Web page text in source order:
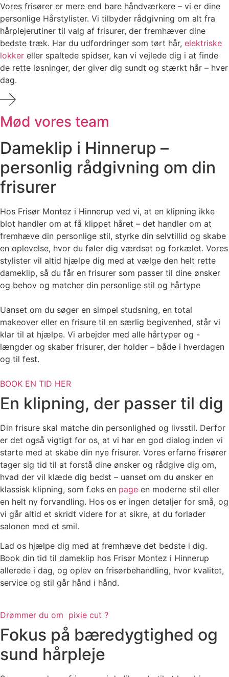
Vores frisører er mere end bare håndværkere – vi er dine
personlige Hårstylister. Vi tilbyder rådgivning om alt fra
hårplejerutiner til valg af frisurer, der fremhæver dine
bedste træk. Har du udfordringer som tørt hår, elektriske
lokker eller spaltede spidser, kan vi vejlede dig i at finde
de rette løsninger, der giver dig sundt og stærkt hår – hver
dag.
Mød vores team
Dameklip i Hinnerup –
personlig rådgivning om din
frisurer
Hos Frisør Montez i Hinnerup ved vi, at en klipning ikke
blot handler om at få klippet håret – det handler om at
fremhæve din personlige stil, styrke din selvtillid og skabe
en oplevelse, hvor du føler dig værdsat og forkælet. Vores
stylister vil altid hjælpe dig med at vælge den helt rette
dameklip, så du får en frisurer som passer til dine ønsker
og behov og matcher din personlige stil og hårtype
Uanset om du søger en simpel studsning, en total
makeover eller en frisure til en særlig begivenhed, står vi
klar til at hjælpe. Vi arbejder med alle hårtyper og -
længder og skaber frisurer, der holder – både i hverdagen
og til fest.
BOOK EN TID HER
En klipning, der passer til dig
Din frisure skal matche din personlighed og livsstil. Derfor
er det også vigtigt for os, at vi har en god dialog inden vi
starte med at skabe din nye frisurer. Vores erfarne frisører
tager sig tid til at forstå dine ønsker og rådgive dig om,
hvad der vil klæde dig bedst – uanset om du ønsker en
klassisk klipning, som f.eks en page en moderne stil eller
en helt ny forvandling. Hos os er ingen detaljer for små, og
vi går altid et skridt videre for at sikre, at du forlader
salonen med et smil.
Lad os hjælpe dig med at fremhæve det bedste i dig.
Book din tid til dameklip hos Frisør Montez i Hinnerup
allerede i dag, og oplev en frisørbehandling, hvor kvalitet,
service og stil går hånd i hånd.
Drømmer du om pixie cut ?
Fokus på bæredygtighed og
sund hårpleje